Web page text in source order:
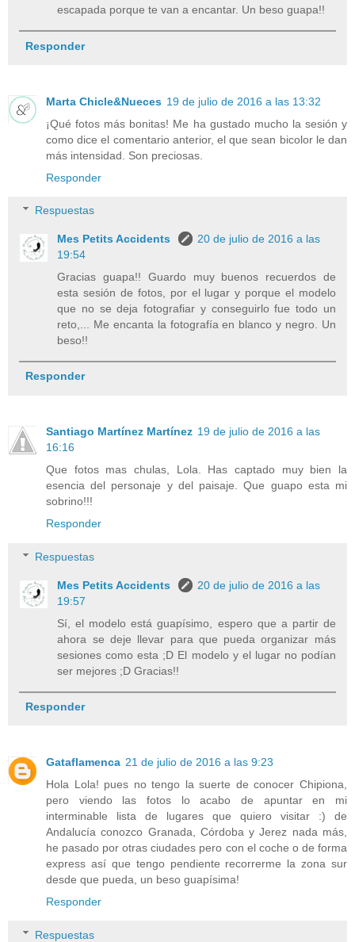
escapada porque te van a encantar. Un beso guapa!!
Responder
Marta Chicle&Nueces 19 de julio de 2016 a las 13:32
¡Qué fotos más bonitas! Me ha gustado mucho la sesión y
como dice el comentario anterior, el que sean bicolor le dan
más intensidad. Son preciosas.
Responder
Respuestas
Mes Petits Accidents
20 de julio de 2016 a las
19:54
Gracias guapa!! Guardo muy buenos recuerdos de
esta sesión de fotos, por el lugar y porque el modelo
que no se deja fotografiar y conseguirlo fue todo un
reto,... Me encanta la fotografía en blanco y negro. Un
beso!!
Responder
Santiago Martínez Martínez 19 de julio de 2016 a las
16:16
Que fotos mas chulas, Lola. Has captado muy bien la
esencia del personaje y del paisaje. Que guapo esta mi
sobrino!!!
Responder
Respuestas
Mes Petits Accidents
20 de julio de 2016 a las
19:57
Sí, el modelo está guapísimo, espero que a partir de
ahora se deje llevar para que pueda organizar más
sesiones como esta ;D El modelo y el lugar no podían
ser mejores ;D Gracias!!
Responder
Gataflamenca 21 de julio de 2016 a las 9:23
Hola Lola! pues no tengo la suerte de conocer Chipiona,
pero viendo las fotos lo acabo de apuntar en mi
interminable lista de lugares que quiero visitar :) de
Andalucía conozco Granada, Córdoba y Jerez nada más,
he pasado por otras ciudades pero con el coche o de forma
express así que tengo pendiente recorrerme la zona sur
desde que pueda, un beso guapísima!
Responder
Respuestas